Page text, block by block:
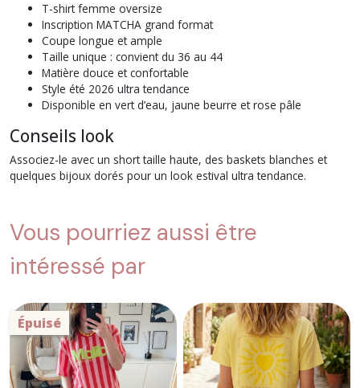
T-shirt femme oversize
Inscription MATCHA grand format
Coupe longue et ample
Taille unique : convient du 36 au 44
Matière douce et confortable
Style été 2026 ultra tendance
Disponible en vert d’eau, jaune beurre et rose pâle
Conseils look
Associez-le avec un short taille haute, des baskets blanches et
quelques bijoux dorés pour un look estival ultra tendance.
Vous pourriez aussi être
intéressé par
Épuisé